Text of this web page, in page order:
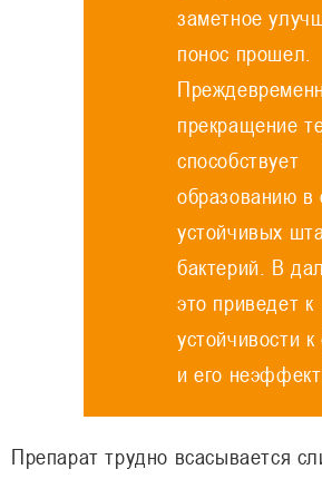
заметное
понос прошел.
прекращение
способствует
образованию в
устойчивых
бактерий. В
это приведет к
устойчивости
и его
Препарат трудно всасывается